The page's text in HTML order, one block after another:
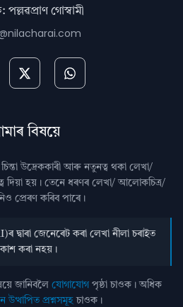
গোস্বামী
বিষয়ে
উদ্রেককাৰী আৰু নতুনত্ব থকা লেখা/
দিয়া হয়। তেনে ধৰণৰ লেখা/ আলোকচিত্ৰ/
প্রেৰণ কৰিব পাৰে।
দ্বাৰা জেনেৰেট কৰা লেখা নীলা চৰাইত
কৰা নহয়।
জানিবলৈ যোগাযোগ পৃষ্ঠা চাওক। অধিক
উত্থাপিত প্ৰশ্নসমূহচাওক।